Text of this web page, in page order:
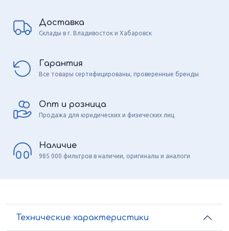
Доставка
Склады в г. Владивосток и Хабаровск
Гарантия
Все товары сертифицированы, проверенные бренды
Опт и розница
Продажа для юридических и физических лиц
Наличие
985 000 фильтров в наличии, оригиналы и аналоги
Технические характеристики